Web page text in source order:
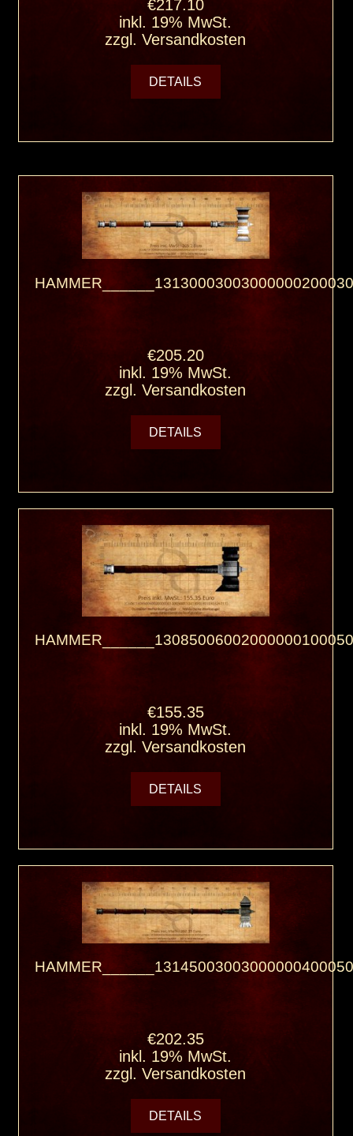
€217.10
inkl. 19% MwSt.
zzgl.Versandkosten
DETAILS
€205.20
inkl. 19% MwSt.
zzgl.Versandkosten
DETAILS
€155.35
inkl. 19% MwSt.
zzgl.Versandkosten
DETAILS
€202.35
inkl. 19% MwSt.
zzgl.Versandkosten
DETAILS